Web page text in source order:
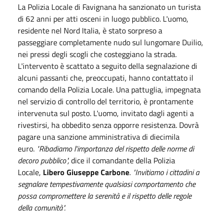
La Polizia Locale di Favignana ha sanzionato un turista
di 62 anni per atti osceni in luogo pubblico. L'uomo,
residente nel Nord Italia, è stato sorpreso a
passeggiare completamente nudo sul lungomare Duilio,
nei pressi degli scogli che costeggiano la strada.
L'intervento è scattato a seguito della segnalazione di
alcuni passanti che, preoccupati, hanno contattato il
comando della Polizia Locale. Una pattuglia, impegnata
nel servizio di controllo del territorio, è prontamente
intervenuta sul posto. L'uomo, invitato dagli agenti a
rivestirsi, ha obbedito senza opporre resistenza. Dovrà
pagare una sanzione amministrativa di diecimila
euro. "Ribadiamo l'importanza del rispetto delle norme di
decoro pubblico",dice il comandante della Polizia
Locale, Libero Giuseppe Carbone. "Invitiamo i cittadini a
segnalare tempestivamente qualsiasi comportamento che
possa compromettere la serenità e il rispetto delle regole
della comunità".